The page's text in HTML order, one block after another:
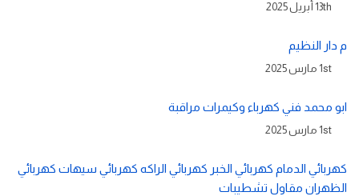
13th أبريل 2025
م دار النظيم
1st مارس 2025
ابو محمد فني كهرباء وكيمرات مراقبة
1st مارس 2025
كهربائي الدمام كهربائي الخبر كهربائي الراكه كهربائي سيهات كهربائي
الظهران مقاول تشطيبات